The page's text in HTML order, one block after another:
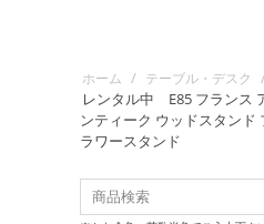
ホーム / テーブル・デスク
レンタル中 E85 フランス
ンティーク ウッドスタンド
ラワースタンド